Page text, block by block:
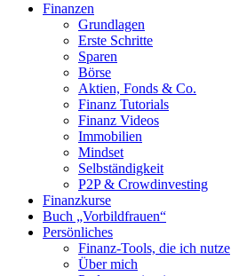
oben
Finanzen
Grundlagen
Erste Schritte
Sparen
Börse
Aktien, Fonds & Co.
Finanz Tutorials
Finanz Videos
Immobilien
Mindset
Selbständigkeit
P2P & Crowdinvesting
Finanzkurse
Buch „Vorbildfrauen“
Persönliches
Finanz-Tools, die ich nutze
Über mich